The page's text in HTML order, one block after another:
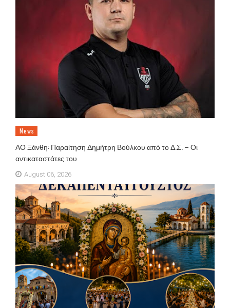
News
ΑΟ Ξάνθη: Παραίτηση Δημήτρη Βούλκου από το Δ.Σ. – Οι
αντικαταστάτες του
August 06, 2026